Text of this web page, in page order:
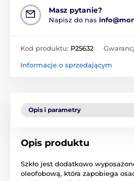
Masz pytanie?
Napisz do nas
Kod produktu: P25632
Informacje o sprzedającym
Opis i parametry
Opis produktu
Szkło jest dodatkowo
oleofobową, która zapobiega